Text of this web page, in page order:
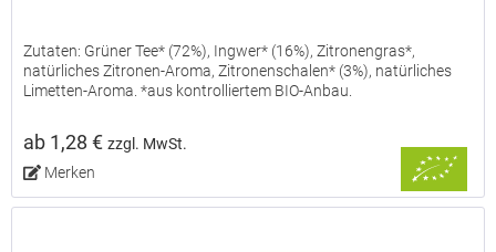
Zutaten: Grüner Tee* (72%), Ingwer* (16%), Zitronengras*,
natürliches Zitronen-Aroma, Zitronenschalen* (3%), natürliches
Limetten-Aroma. *aus kontrolliertem BIO-Anbau.
ab 1,28 €zzgl. MwSt.
Merken